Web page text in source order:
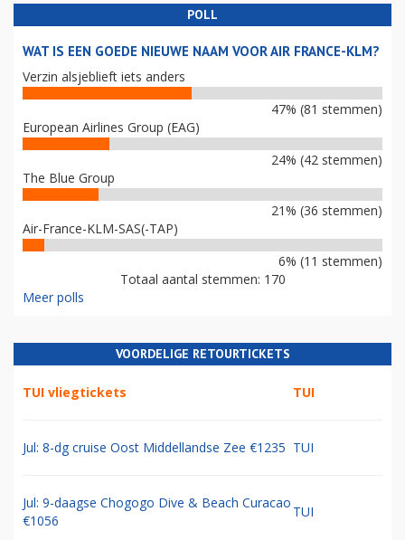
POLL
WAT IS EEN GOEDE NIEUWE NAAM VOOR AIR FRANCE-KLM?
Verzin alsjeblieft iets anders
47% (81 stemmen)
European Airlines Group (EAG)
24% (42 stemmen)
The Blue Group
21% (36 stemmen)
Air-France-KLM-SAS(-TAP)
6% (11 stemmen)
Totaal aantal stemmen: 170
Meer polls
VOORDELIGE RETOURTICKETS
TUI vliegtickets TUI
Jul: 8-dg cruise Oost Middellandse Zee €1235 TUI
Jul: 9-daagse Chogogo Dive & Beach Curacao
€1056
TUI